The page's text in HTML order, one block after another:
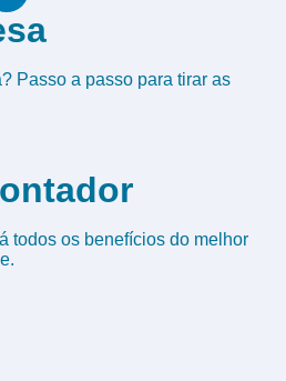
Passo a passo para tirar as
todos os benefícios do melhor